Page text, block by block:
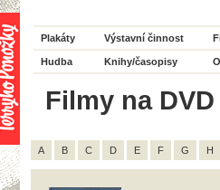
Plakáty Výstavní činnost
Hudba Knihy/časopisy
Filmy na
A B C D E F G H